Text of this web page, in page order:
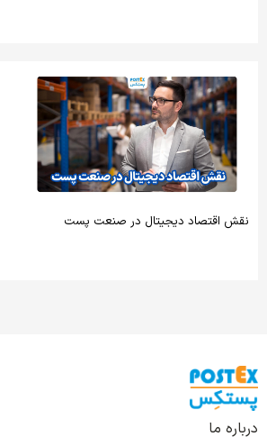
نقش اقتصاد دیجیتال در صنعت پست
درباره ما